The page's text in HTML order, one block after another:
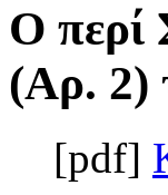
Ο περί
(Αρ. 2)
[pdf]